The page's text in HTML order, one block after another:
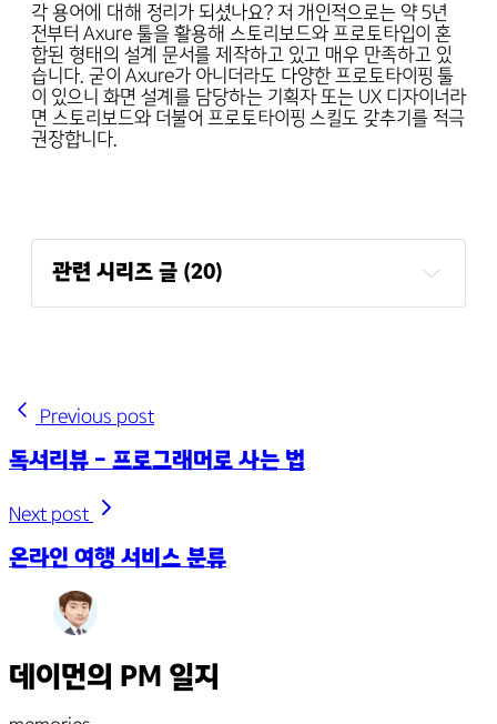
각 용어에 대해 정리가 되셨나요? 저 개인적으로는 약 5년
전부터 Axure 툴을 활용해 스토리보드와 프로토타입이 혼
합된 형태의 설계 문서를 제작하고 있고 매우 만족하고 있
습니다. 굳이 Axure가 아니더라도 다양한 프로토타이핑 툴
이 있으니 화면 설계를 담당하는 기획자 또는 UX 디자이너라
면 스토리보드와 더불어 프로토타이핑 스킬도 갖추기를 적극
권장합니다.
관련 시리즈 글 (20)
요구사항은 무엇을 토대로 구체화할 수 있을까
넷플릭스의 영화 추천 알고리즘
개발자 윌슨의 테스트 시나리오!
ONDA 기획자 스터디, 트리플 서비스 분석
딱 한 달 동안 나만의 웹사이트 기획하고 만들기!
웹/모바일 서비스 검수 시나리오 (테스트 시나리
Previous post
독서리뷰 - 프로그래머로 사는 법
Next post
온라인 여행 서비스 분류
데이먼의 PM 일지